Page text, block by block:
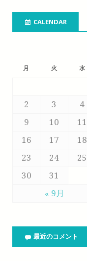
CALENDAR
月 火 水
« 9月
2
3 4
9
10 11
16
17 18
23
24 25
30
31
最近のコメント